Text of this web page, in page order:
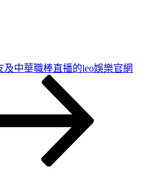
中華職棒直播的leo娛樂官網